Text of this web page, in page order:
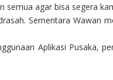
agar bisa segera
Sementara Wawan
Aplikasi Pusaka,